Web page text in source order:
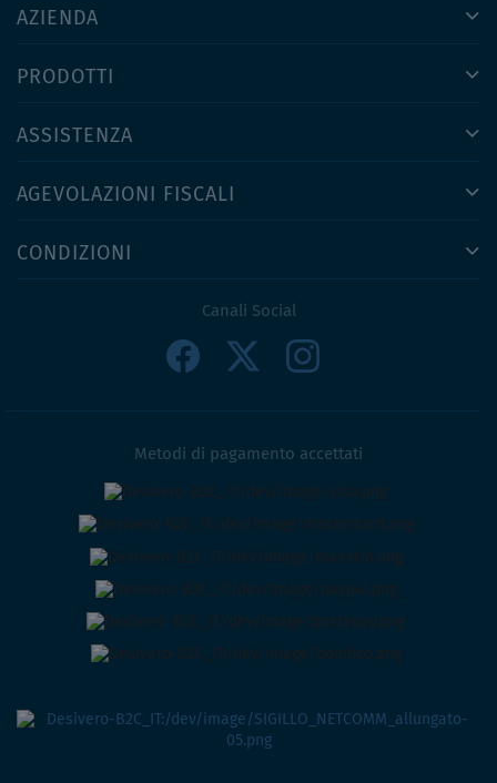
AZIENDA
PRODOTTI
ASSISTENZA
AGEVOLAZIONI FISCALI
CONDIZIONI
Canali Social
Metodi di pagamento accettati